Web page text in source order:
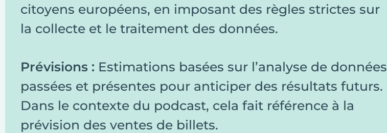
citoyens européens, en imposant des règles strictes sur
la collecte et le traitement des données.
Prévisions : Estimations basées sur l’analyse de données
passées et présentes pour anticiper des résultats futurs.
Dans le contexte du podcast, cela fait référence à la
prévision des ventes de billets.